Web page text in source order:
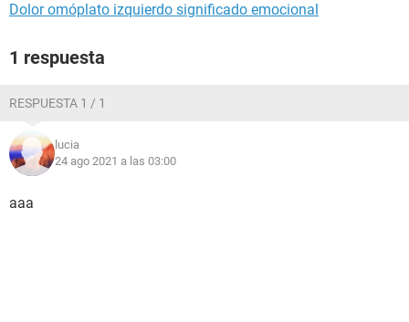
Dolor omóplato izquierdo significado emocional
1 respuesta
RESPUESTA 1 / 1
lucia
24 ago 2021 a las 03:00
aaa